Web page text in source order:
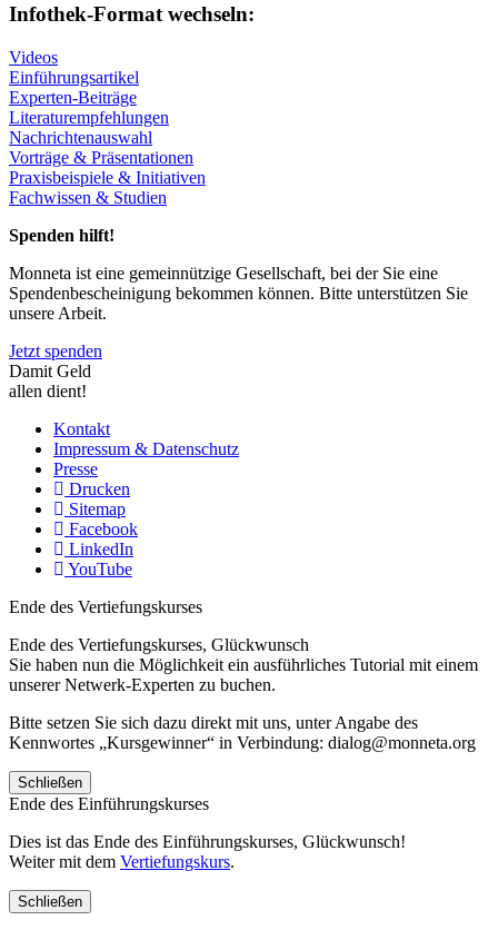
Infothek-Format wechseln:
Videos
Einführungsartikel
Experten-Beiträge
Literaturempfehlungen
Nachrichtenauswahl
Vorträge & Präsentationen
Praxisbeispiele & Initiativen
Fachwissen & Studien
Spenden hilft!
Monneta ist eine gemeinnützige Gesellschaft, bei der Sie eine
Spendenbescheinigung bekommen können. Bitte unterstützen Sie
unsere Arbeit.
Jetzt spenden
Damit Geld
allen dient!
Kontakt
Impressum & Datenschutz
Presse
Drucken
Sitemap
Facebook
LinkedIn
YouTube
Ende des Vertiefungskurses
Ende des Vertiefungskurses, Glückwunsch
Sie haben nun die Möglichkeit ein ausführliches Tutorial mit einem
unserer Netwerk-Experten zu buchen.
Bitte setzen Sie sich dazu direkt mit uns, unter Angabe des
Kennwortes „Kursgewinner“ in Verbindung: dialog@monneta.org
Schließen
Ende des Einführungskurses
Dies ist das Ende des Einführungskurses, Glückwunsch!
Weiter mit dem Vertiefungskurs.
Schließen